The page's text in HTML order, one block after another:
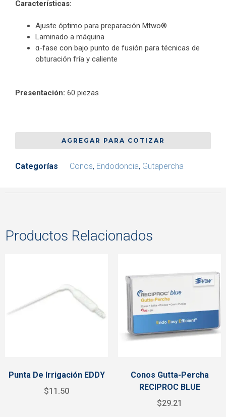
Características:
Ajuste óptimo para preparación Mtwo®
Laminado a máquina
α-fase con bajo punto de fusión para técnicas de
obturación fría y caliente
Presentación: 60 piezas
AGREGAR PARA COTIZAR
Categorías Conos, Endodoncia, Gutapercha
Productos Relacionados
Punta De Irrigación EDDY
$11.50
Conos Gutta-Percha
RECIPROC BLUE
$29.21